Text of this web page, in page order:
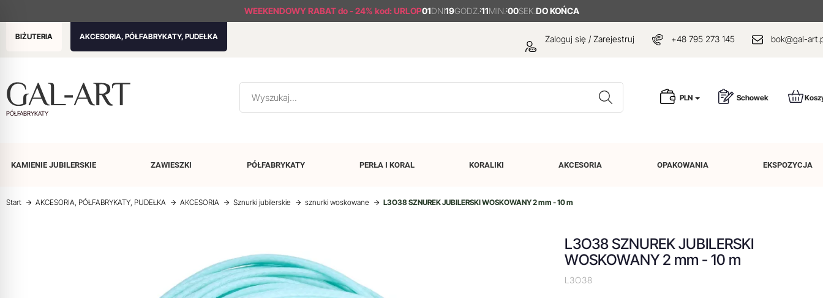
WEEKENDOWY RABATdo - 24% kod: URLOP01DNI19GODZ. :10MIN.:59SEK.DO KOŃCA
BIŻUTERIA AKCESORIA, PÓŁFABRYKATY, PUDEŁKA Zaloguj się / Zarejestruj +48 795 273 145 bok@gal-
PÓŁFABRYKATY
Wyszukaj PLN Schowek
KAMIENIE JUBILERSKIE ZAWIESZKI PÓŁFABRYKATY PERŁA I KORAL KORALIKI AKCESORIA OPAKOWANIA EKSPOZYCJA
Start AKCESORIA, PÓŁFABRYKATY, PUDEŁKA AKCESORIA Sznurki jubilerskie sznurki woskowane L3O38 SZNUREK JUBILERSKI WOSKOWANY 2 mm - 10 m
L3O38 SZNUREK JUBILERSKI
WOSKOWANY 2 mm - 10 m
L3O38